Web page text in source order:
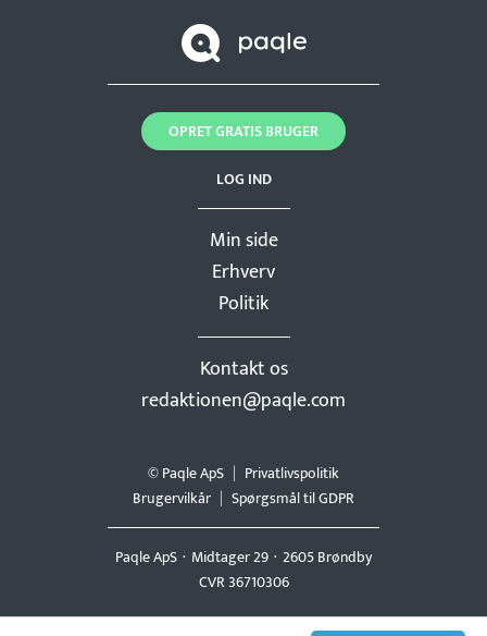
Min side
Erhverv
Politik
Kontakt os
redaktionen@paqle.com
LOG IND
OPRET GRATIS BRUGER
Paqle ApS Midtager 29 2605 Brøndby
CVR 36710306
© Paqle ApS
Privatlivspolitik
Brugervilkår
Spørgsmål til GDPR